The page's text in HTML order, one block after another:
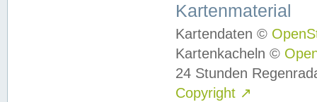
Kartenmaterial
Kartendaten ©
Kartenkacheln ©
24 Stunden
Copyright ↗